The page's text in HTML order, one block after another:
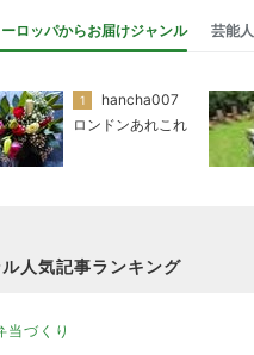
ロッパからお届けジャンル 芸能人
1
hancha007
ロンドンあれこれ
人気記事ランキング
当づくり